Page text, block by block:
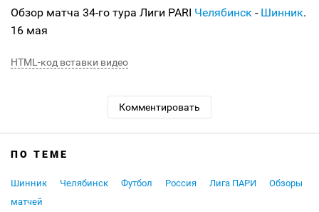
Обзор матча 34-го тура Лиги PARI Челябинск - Шинник.
16 мая
HTML-код вставки видео
Комментировать
ПО ТЕМЕ
Шинник Челябинск Футбол Россия Лига ПАРИ
Обзоры
матчей